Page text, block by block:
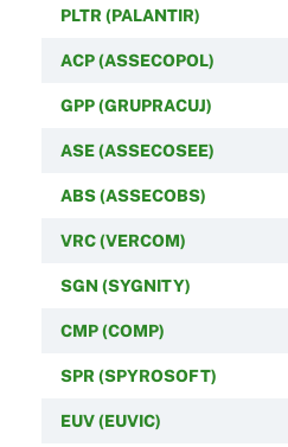
PLTR (PALANTIR)
ACP (ASSECOPOL)
GPP (GRUPRACUJ)
ASE (ASSECOSEE)
ABS (ASSECOBS)
VRC (VERCOM)
SGN (SYGNITY)
CMP (COMP)
SPR (SPYROSOFT)
EUV (EUVIC)